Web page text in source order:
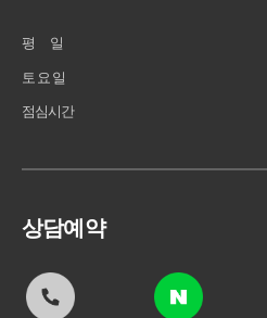
평 일
토 요 일
점심시간
상담예약